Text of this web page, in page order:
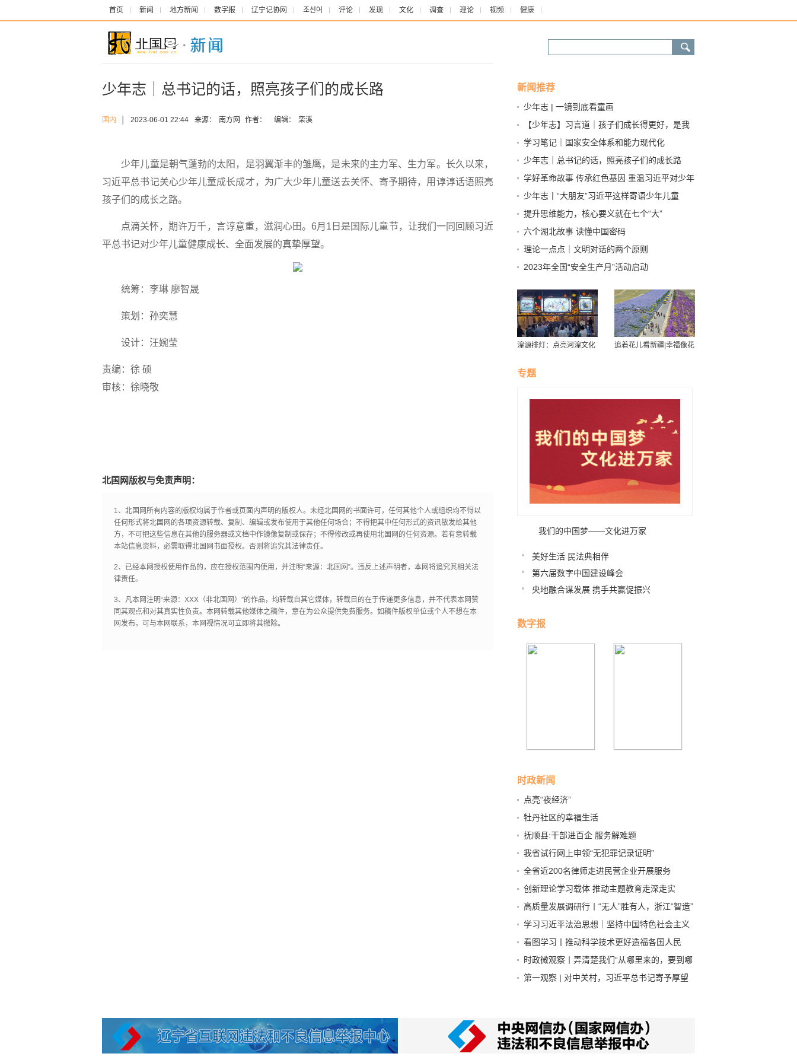
首页 新闻 地方新闻 数字报 辽宁记协网 조선어 评论 发现 文化 调查 理论 视频 健康
少年志｜总书记的话，照亮孩子们的成长路
国内 2023-06-01 22:44 来源： 南方网 作者： 编辑： 栾溪
少年儿童是朝气蓬勃的太阳，是羽翼渐丰的雏鹰，是未来的主力军、生力军。长久以来，
习近平总书记关心少年儿童成长成才，为广大少年儿童送去关怀、寄予期待，用谆谆话语照亮
孩子们的成长之路。
点滴关怀，期许万千，言谆意重，滋润心田。6月1日是国际儿童节，让我们一同回顾习近
平总书记对少年儿童健康成长、全面发展的真挚厚望。
统筹：李琳 廖智晟
策划：孙奕慧
设计：汪婉莹
责编：徐 硕
审核：徐晓敬
北国网版权与免责声明：
1、北国网所有内容的版权均属于作者或页面内声明的版权人。未经北国网的书面许可，任何其他个人或组织均不得以
任何形式将北国网的各项资源转载、复制、编辑或发布使用于其他任何场合；不得把其中任何形式的资讯散发给其他
方，不可把这些信息在其他的服务器或文档中作镜像复制或保存；不得修改或再使用北国网的任何资源。若有意转载
本站信息资料，必需取得北国网书面授权。否则将追究其法律责任。
2、已经本网授权使用作品的，应在授权范围内使用，并注明“来源：北国网”。违反上述声明者，本网将追究其相关法
律责任。
3、凡本网注明“来源：XXX（非北国网）”的作品，均转载自其它媒体，转载目的在于传递更多信息，并不代表本网赞
同其观点和对其真实性负责。本网转载其他媒体之稿件，意在为公众提供免费服务。如稿件版权单位或个人不想在本
网发布，可与本网联系，本网视情况可立即将其撤除。
新闻推荐
少年志 | 一镜到底看童画
【少年志】习言道｜孩子们成长得更好，是我
们最大的心愿
学习笔记｜国家安全体系和能力现代化
少年志｜总书记的话，照亮孩子们的成长路
学好革命故事 传承红色基因 重温习近平对少年
儿童的殷切嘱托
少年志丨“大朋友”习近平这样寄语少年儿童
提升思维能力，核心要义就在七个“大”
六个湖北故事 读懂中国密码
理论一点点｜文明对话的两个原则
2023年全国“安全生产月”活动启动
湟源排灯：点亮河湟文化
追着花儿看新疆|幸福像花
专题
我们的中国梦——文化进万家
美好生活 民法典相伴
第六届数字中国建设峰会
央地融合谋发展 携手共赢促振兴
数字报
时政新闻
点亮“夜经济”
牡丹社区的幸福生活
抚顺县:干部进百企 服务解难题
我省试行网上申领“无犯罪记录证明”
全省近200名律师走进民营企业开展服务
创新理论学习载体 推动主题教育走深走实
高质量发展调研行丨“无人”胜有人，浙江“智造”
加速跑
学习习近平法治思想｜坚持中国特色社会主义
法治道路
看图学习丨推动科学技术更好造福各国人民
时政微观察丨弄清楚我们“从哪里来的，要到哪
里去”
第一观察 | 对中关村，习近平总书记寄予厚望